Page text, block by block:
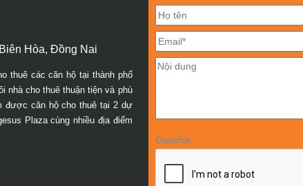
Captcha
Hòa, Đồng Nai
thuê các căn hộ tại thành phố
nhà cho thuê thuận tiện và phù
được căn hộ cho thuê tại 2 dự
Plaza cùng nhiều địa điểm